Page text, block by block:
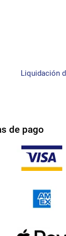
Liquidación
de pago